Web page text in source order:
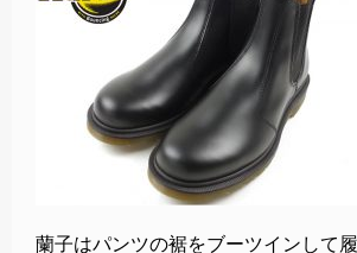
蘭子はパンツの裾をブーツインして履